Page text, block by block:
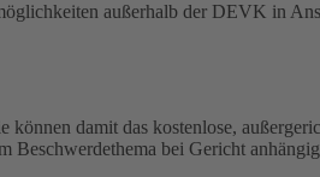
außerhalb der DEVK in
damit das kostenlose,
Beschwerdethema bei Gericht